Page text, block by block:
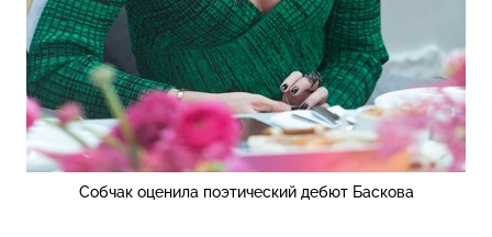
Собчак оценила поэтический дебют Баскова